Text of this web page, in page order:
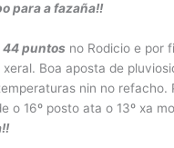
para a fazaña!!
44 puntos no Rodicio e por
Boa aposta de
nin no refacho.
o 16º posto ata o 13º xa